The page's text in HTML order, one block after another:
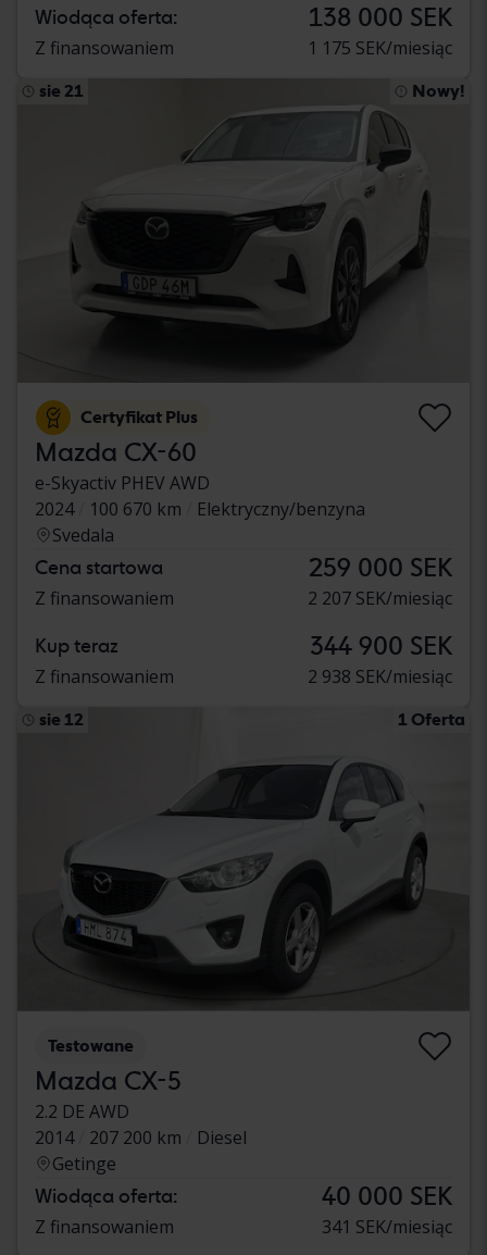
Wiodąca oferta: 138 000 SEK
Z finansowaniem 1 175 SEK/miesiąc
sie 21 Nowy!
Certyfikat Plus
Mazda CX-60
e-Skyactiv PHEV AWD
2024
100 670 km
Elektryczny/benzyna
Svedala
Cena startowa 259 000 SEK
Z finansowaniem 2 207 SEK/miesiąc
Kup teraz 344 900 SEK
Z finansowaniem 2 938 SEK/miesiąc
sie 12 1 Oferta
Testowane
Mazda CX-5
2.2 DE AWD
2014
207 200 km
Diesel
Getinge
Wiodąca oferta: 40 000 SEK
Z finansowaniem 341 SEK/miesiąc